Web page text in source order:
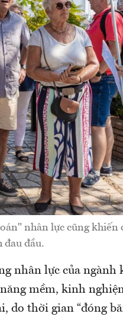
nhân lực cũng khiến
đau đầu.
nhân lực của ngành
mềm, kinh
do thời gian “đóng